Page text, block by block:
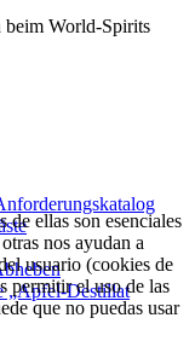
beim World-Spirits
„Apfel-Destillat
ellas son esenciales
nos ayudan a
usuario (cookies de
permitir el uso de las
que no puedas usar